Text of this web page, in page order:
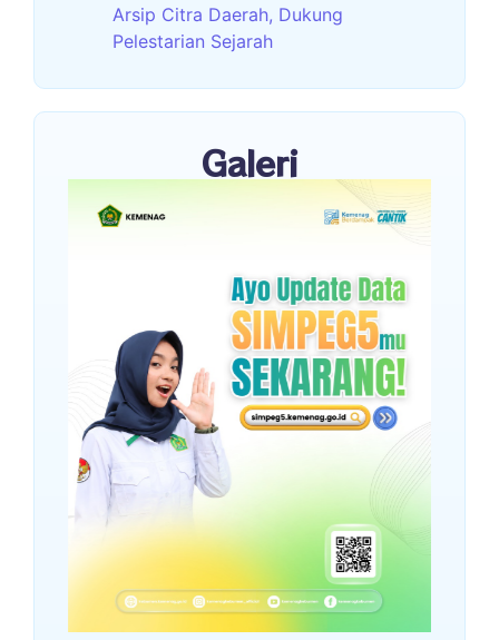
Arsip Citra Daerah, Dukung
Pelestarian Sejarah
Galeri